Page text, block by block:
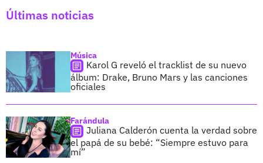
Últimas noticias
Música
Karol G reveló el tracklist de su nuevo
álbum: Drake, Bruno Mars y las canciones
oficiales
Farándula
Juliana Calderón cuenta la verdad sobre
el papá de su bebé: “Siempre estuvo para
mí”